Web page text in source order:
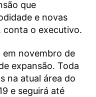
que
e novas
conta o executivo.
em novembro de
expansão. Toda
na atual área do
e seguirá até